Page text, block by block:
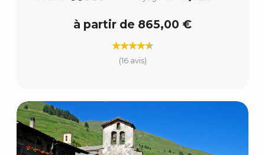
à partir de 865,00 €
(16 avis)